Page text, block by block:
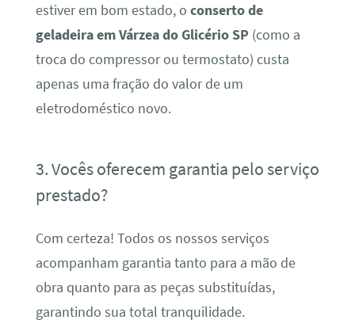
estiver em bom estado, o conserto de
geladeira em Várzea do Glicério SP (como a
troca do compressor ou termostato) custa
apenas uma fração do valor de um
eletrodoméstico novo.
3. Vocês oferecem garantia pelo serviço
prestado?
Com certeza! Todos os nossos serviços
acompanham garantia tanto para a mão de
obra quanto para as peças substituídas,
garantindo sua total tranquilidade.